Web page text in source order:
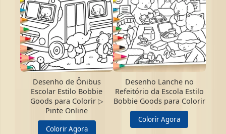
Desenho de Ônibus
Escolar Estilo Bobbie
Goods para Colorir ▷
Pinte Online
Colorir Agora
Desenho Lanche no
Refeitório da Escola Estilo
Bobbie Goods para Colorir
Colorir Agora